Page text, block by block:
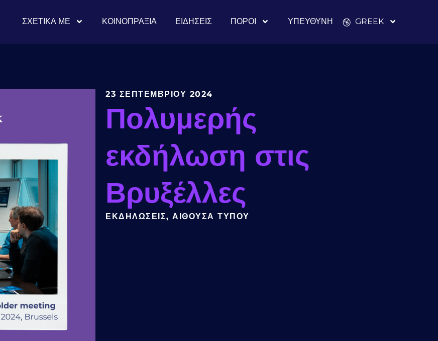
ΣΧΕΤΙΚΆ ΜΕ ΚΟΙΝΟΠΡΑΞΊΑ ΕΙΔΉΣΕΙΣ ΠΌΡΟΙ ΥΠΕΎΘΥΝΗ GREEK
23 ΣΕΠΤΕΜΒΡΊΟΥ 2024
Πολυμερής
εκδήλωση στις
Βρυξέλλες
ΕΚΔΗΛΏΣΕΙΣ, ΑΊΘΟΥΣΑ ΤΎΠΟΥ